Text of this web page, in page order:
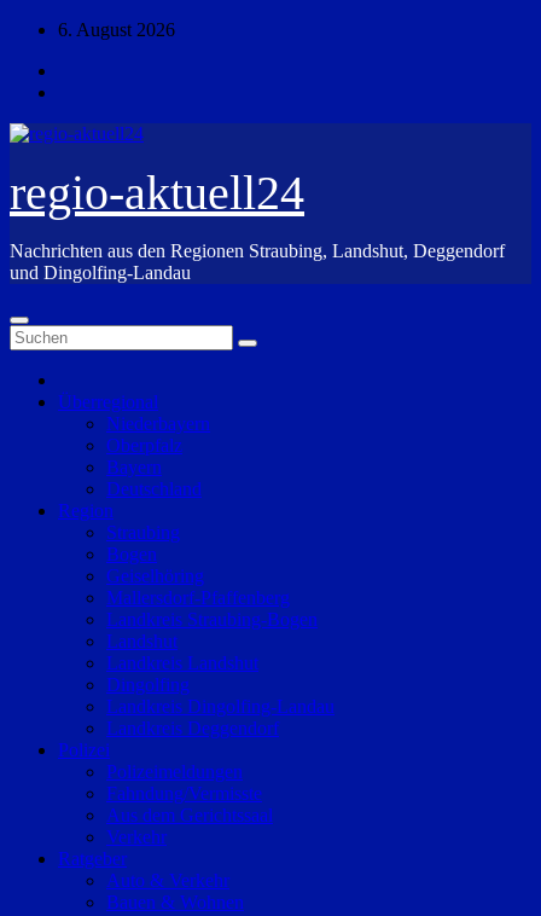
Zum
springen
6. August 2026
regio-aktuell24
Nachrichten aus den Regionen Straubing, Landshut, Deggendorf
und Dingolfing-Landau
Überregional
Niederbayern
Oberpfalz
Bayern
Deutschland
Region
Straubing
Bogen
Geiselhöring
Mallersdorf-Pfaffenberg
Landkreis Straubing-Bogen
Landshut
Landkreis Landshut
Dingolfing
Landkreis Dingolfing-Landau
Landkreis Deggendorf
Polizei
Polizeimeldungen
Fahndung/Vermisste
Aus dem Gerichtssaal
Verkehr
Ratgeber
Auto & Verkehr
Bauen & Wohnen